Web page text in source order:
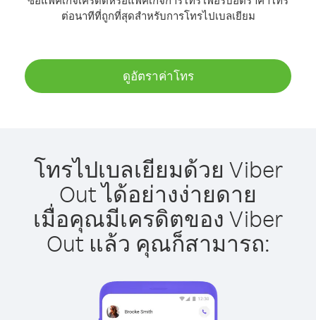
ต่อนาทีที่ถูกที่สุดสำหรับการโทรไปเบลเยียม
ดูอัตราค่าโทร
โทรไปเบลเยียมด้วย Viber
Out ได้อย่างง่ายดาย
เมื่อคุณมีเครดิตของ Viber
Out แล้ว คุณก็สามารถ: